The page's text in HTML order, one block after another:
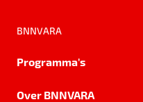
BNNVARA
Programma's
Over BNNVARA